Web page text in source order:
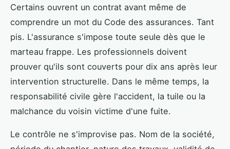
Certains ouvrent un contrat avant même de
comprendre un mot du Code des assurances. Tant
pis. L'assurance s'impose toute seule dès que le
marteau frappe. Les professionnels doivent
prouver qu'ils sont couverts pour dix ans après leur
intervention structurelle. Dans le même temps, la
responsabilité civile gère l'accident, la tuile ou la
malchance du voisin victime d'une fuite.
Le contrôle ne s'improvise pas. Nom de la société,